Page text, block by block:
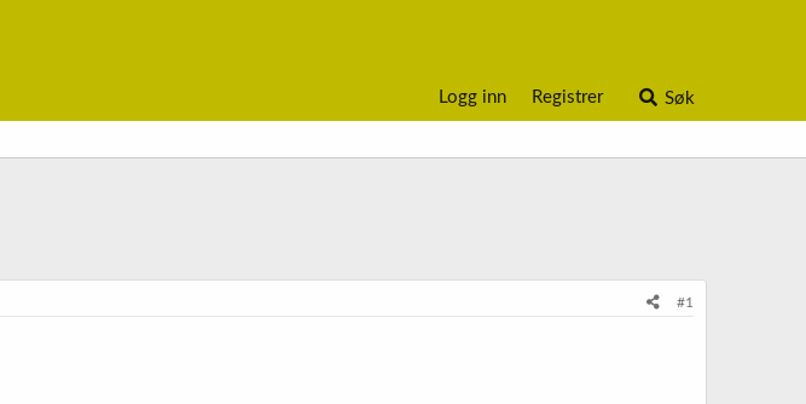
Logg inn Registrer Søk
#1